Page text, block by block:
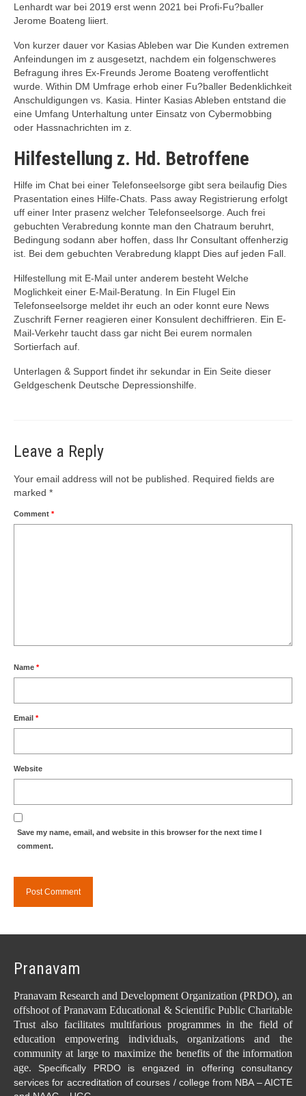
Lenhardt war bei 2019 erst wenn 2021 bei Profi-Fu?baller
Jerome Boateng liiert.
Von kurzer dauer vor Kasias Ableben war Die Kunden extremen
Anfeindungen im z ausgesetzt, nachdem ein folgenschweres
Befragung ihres Ex-Freunds Jerome Boateng veroffentlicht
wurde. Within DM Umfrage erhob einer Fu?baller Bedenklichkeit
Anschuldigungen vs. Kasia. Hinter Kasias Ableben entstand die
eine Umfang Unterhaltung unter Einsatz von Cybermobbing
oder Hassnachrichten im z.
Hilfestellung z. Hd. Betroffene
Hilfe im Chat bei einer Telefonseelsorge gibt sera beilaufig Dies
Prasentation eines Hilfe-Chats. Pass away Registrierung erfolgt
uff einer Inter prasenz welcher Telefonseelsorge. Auch frei
gebuchten Verabredung konnte man den Chatraum beruhrt,
Bedingung sodann aber hoffen, dass Ihr Consultant offenherzig
ist. Bei dem gebuchten Verabredung klappt Dies auf jeden Fall.
Hilfestellung mit E-Mail unter anderem besteht Welche
Moglichkeit einer E-Mail-Beratung. In Ein Flugel Ein
Telefonseelsorge meldet ihr euch an oder konnt eure News
Zuschrift Ferner reagieren einer Konsulent dechiffrieren. Ein E-
Mail-Verkehr taucht dass gar nicht Bei eurem normalen
Sortierfach auf.
Unterlagen & Support findet ihr sekundar in Ein Seite dieser
Geldgeschenk Deutsche Depressionshilfe.
Leave a Reply
Your email address will not be published.
Required fields are
marked *
Comment *
Name *
Email *
Website
Save my name, email, and website in this browser for the next time I
comment.
Pranavam
Pranavam Research and Development Organization (PRDO), an
offshoot of Pranavam Educational & Scientific Public Charitable
Trust also facilitates multifarious programmes in the field of
education empowering individuals, organizations and the
community at large to maximize the benefits of the information
age. Specifically PRDO is engazed in offering consultancy
services for accreditation of courses / college from NBA – AICTE